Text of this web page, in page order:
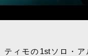
ィモの1stソロ・ア